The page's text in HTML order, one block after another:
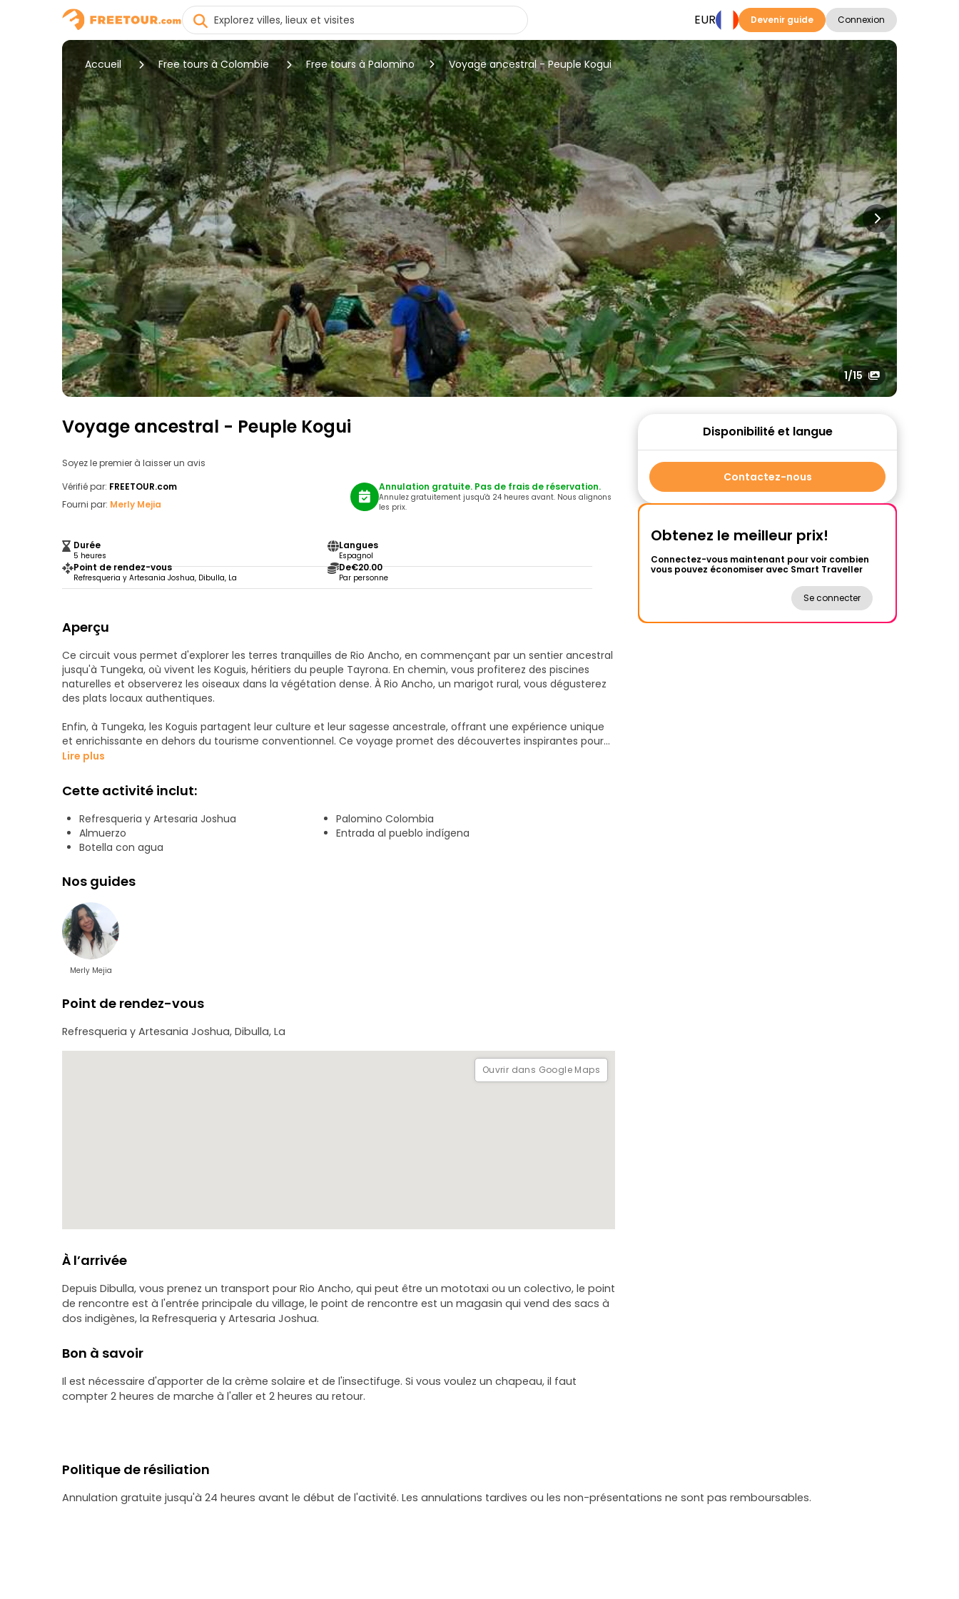
EUR Devenir guide Connexion
Accueil Free tours à Colombie Free tours à Palomino Voyage ancestral - Peuple Kogui
1/15
Voyage ancestral - Peuple Kogui
Soyez le premier à laisser un avis
Vérifié par: FREETOUR.com
Fourni par: Merly Mejia
Durée
5 heures
Langues
Espagnol
Point de rendez-vous
Refresqueria y Artesania Joshua, Dibulla, La
De€20.00
Par personne
Annulation gratuite. Pas de frais de réservation.
Annulez gratuitement jusqu'à 24 heures avant. Nous alignons
les prix.
Aperçu
Ce circuit vous permet d'explorer les terres tranquilles de Rio Ancho, en commençant par un sentier ancestral
jusqu'à Tungeka, où vivent les Koguis, héritiers du peuple Tayrona. En chemin, vous profiterez des piscines
naturelles et observerez les oiseaux dans la végétation dense. À Rio Ancho, un marigot rural, vous dégusterez
des plats locaux authentiques.
Enfin, à Tungeka, les Koguis partagent leur culture et leur sagesse ancestrale, offrant une expérience unique
et enrichissante en dehors du tourisme conventionnel. Ce voyage promet des découvertes inspirantes pour
les esprits aventureux.
Lire plus
Cette activité inclut:
Refresqueria y Artesaria Joshua
Palomino Colombia
Almuerzo
Entrada al pueblo indígena
Botella con agua
Nos guides
Merly Mejia
Point de rendez-vous
Refresqueria y Artesania Joshua, Dibulla, La
Ouvrir dans Google Maps
À l’arrivée
Depuis Dibulla, vous prenez un transport pour Rio Ancho, qui peut être un mototaxi ou un colectivo, le point
de rencontre est à l'entrée principale du village, le point de rencontre est un magasin qui vend des sacs à
dos indigènes, la Refresqueria y Artesaria Joshua.
Bon à savoir
Il est nécessaire d'apporter de la crème solaire et de l'insectifuge. Si vous voulez un chapeau, il faut
compter 2 heures de marche à l'aller et 2 heures au retour.
Politique de résiliation
Annulation gratuite jusqu'à 24 heures avant le début de l'activité. Les annulations tardives ou les non-présentations ne sont pas remboursables.
Disponibilité et langue
Contactez-nous
Obtenez le meilleur prix!
Connectez-vous maintenant pour voir combien
vous pouvez économiser avec Smart Traveller
Se connecter